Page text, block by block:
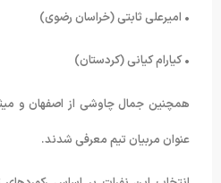
• امیرعلی ثابتی (خراسان رضوی)
• کیارام کیانی (کردستان)
همچنین جمال چاوشی از اصفهان و
عنوان مربیان تیم معرفی شدند.